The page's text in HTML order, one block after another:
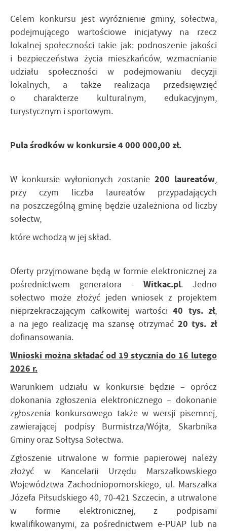
Celem konkursu jest wyróżnienie gminy, sołectwa,
podejmującego wartościowe inicjatywy na rzecz
lokalnej społeczności takie jak: podnoszenie jakości
i bezpieczeństwa życia mieszkańców, wzmacnianie
udziału społeczności w podejmowaniu decyzji
lokalnych, a także realizacja przedsięwzięć
o charakterze kulturalnym, edukacyjnym,
turystycznym i sportowym.
Pula środków w konkursie 4 000 000,00 zł.
W konkursie wyłonionych zostanie 200 laureatów,
przy czym liczba laureatów przypadających
na poszczególną gminę będzie uzależniona od liczby
sołectw,
które wchodzą w jej skład.
Oferty przyjmowane będą w formie elektronicznej za
pośrednictwem generatora -Witkac.pl. Jedno
sołectwo może złożyć jeden wniosek z projektem
nieprzekraczającym całkowitej wartości40 tys. zł,
a na jego realizację ma szansę otrzymać 20 tys. zł
dofinansowania.
Wnioski można składać od 19 stycznia do 16 lutego
2026 r.
Warunkiem udziału w konkursie będzie – oprócz
dokonania zgłoszenia elektronicznego – dokonanie
zgłoszenia konkursowego także w wersji pisemnej,
zawierającej podpisy Burmistrza/Wójta, Skarbnika
Gminy oraz Sołtysa Sołectwa.
Zgłoszenie utrwalone w formie papierowej należy
złożyć w
Kancelarii Urzędu Marszałkowskiego
Województwa Zachodniopomorskiego, ul. Marszałka
Józefa Piłsudskiego 40, 70-421 Szczecin, a utrwalone
w formie elektronicznej, z podpisami
kwalifikowanymi, za pośrednictwem e-PUAP lub na